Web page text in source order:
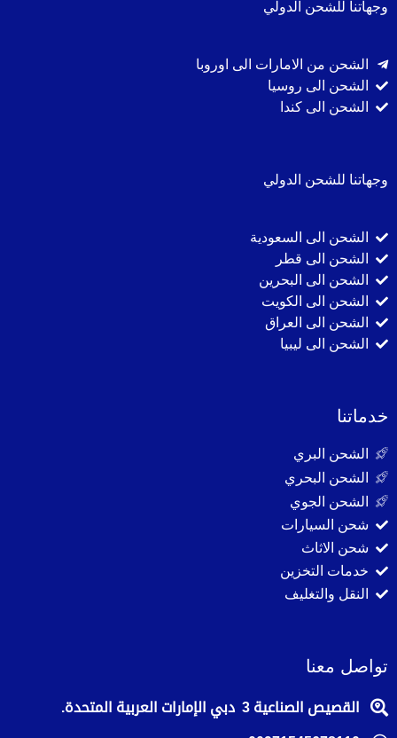
وجهاتنا للشحن الدولي
الشحن من الامارات الى اوروبا
الشحن الى روسيا
الشحن الى كندا
وجهاتنا للشحن الدولي
الشحن الى السعودية
الشحن الى قطر
الشحن الى البحرين
الشحن الى الكويت
الشحن الى العراق
الشحن الى ليبيا
خدماتنا
الشحن البري
الشحن البحري
الشحن الجوي
شحن السيارات
شحن الاثاث
خدمات التخزين
النقل والتغليف
تواصل معنا
القصيص الصناعية 3 دبي الإمارات العربية المتحدة.